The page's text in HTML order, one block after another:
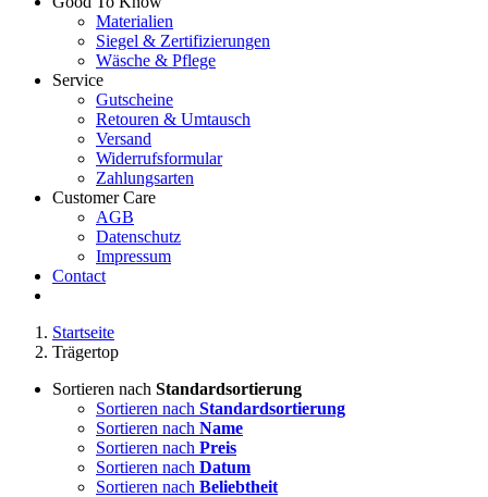
Materialien
Siegel & Zertifizierungen
Wäsche & Pflege
Service
Gutscheine
Retouren & Umtausch
Versand
Widerrufsformular
Zahlungsarten
Customer Care
AGB
Datenschutz
Impressum
Contact
Startseite
Trägertop
Sortieren nach Standardsortierung
Sortieren nach Standardsortierung
Sortieren nach Name
Sortieren nach Preis
Sortieren nach Datum
Sortieren nach Beliebtheit